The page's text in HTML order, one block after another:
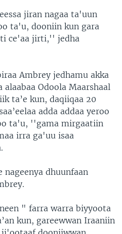
jiran nagaa ta'uun
ta'u, dooniin kun gara
ce'aa jirti,'' jedha
Ambrey jedhamu akka
Odoola Maarshaal
ta’e kun, daqiiqaa 20
adda addaa yeroo
ta'u, ''gama mirgaatiin
irra ga'uu isaa
nageenya dhuunfaan
" farra warra biyyoota
kun, gareewwan Iraaniin